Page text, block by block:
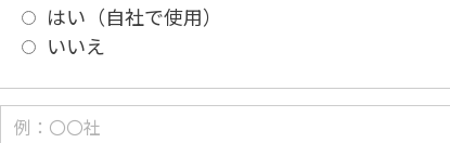
はい（自社で使用）
いいえ